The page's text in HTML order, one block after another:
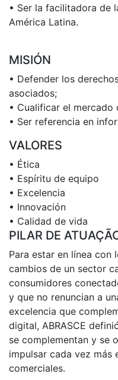
• Ser la facilitadora de
América Latina.
MISIÓN
• Defender los
asociados;
• Cualificar el mercado
• Ser referencia en
VALORES
• Ética
• Espíritu de equipo
• Excelencia
• Innovación
• Calidad de vida
PILAR DE
Para estar en línea con
cambios de un sector
consumidores
y que no renuncian a
excelencia que
digital, ABRASCE
se complementan y se
impulsar cada vez más
comerciales.